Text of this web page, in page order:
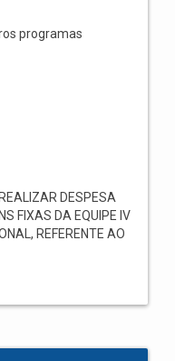
programas
DESPESA
FIXAS DA EQUIPE IV
REFERENTE AO